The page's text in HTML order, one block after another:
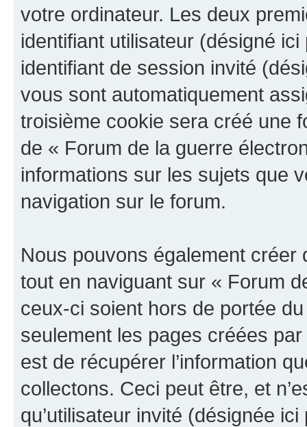
votre ordinateur. Les deux
identifiant utilisateur (désigné
identifiant de session invité
vous sont automatiquement
troisième cookie sera créé une
de « Forum de la guerre
informations sur les sujets que
navigation sur le forum.
Nous pouvons également
tout en naviguant sur « Forum
ceux-ci soient hors de portée
seulement les pages créées
est de récupérer l’information
collectons. Ceci peut être, et
qu’utilisateur invité (désignée